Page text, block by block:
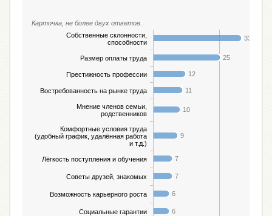
Карточка, не более двух ответов.
Собственные склонности,
способности
33
Размер оплаты труда 25
Престижность профессии 12
Востребованность на рынке труда 11
Мнение членов семьи,
родственников
10
Комфортные условия труда
(удобный график, удалённая работа
и т.д.)
9
Лёгкость поступления и обучения 7
Советы друзей, знакомых 7
Возможность карьерного роста 6
Социальные гарантии 6